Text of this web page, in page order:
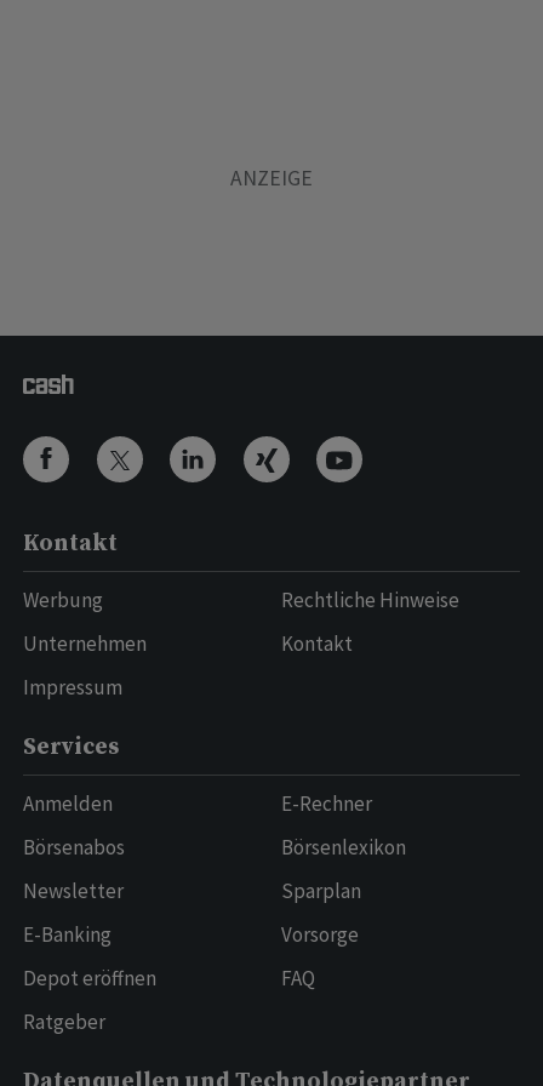
Kontakt
Werbung
Unternehmen
Impressum
Rechtliche Hinweise
Kontakt
Services
Anmelden
Börsenabos
Newsletter
E-Banking
Depot eröffnen
Ratgeber
E-Rechner
Börsenlexikon
Sparplan
Vorsorge
FAQ